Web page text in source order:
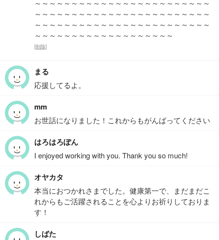
～～～～～～～～～～～～～～～～～～～～～～～～
～～～～～～～～～～～～～～～～～～～～～～～～
～～～～～～～～～～～～～～～～～～～～～～～～
～～～～～～～～～～～～～～～～～～～
[削除]
まる
応援してるよ。
mm
お世話になりました！これからもがんばってください
はろはろぽん
I enjoyed working with you. Thank you so much!
オヤカタ
本当におつかれさまでした。健康第一で、まだまだこ
れからもご活躍されることを心よりお祈りしておりま
す！
しばた